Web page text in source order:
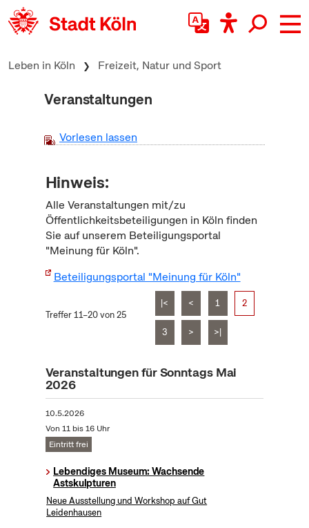
zum Inhalt springen
Leben in Köln Freizeit, Natur und Sport
Veranstaltungen
Vorlesen lassen
Hinweis:
Alle Veranstaltungen mit/zu
Öffentlichkeitsbeteiligungen in Köln finden
Sie auf unserem Beteiligungsportal
"Meinung für Köln".
Beteiligungsportal "Meinung für Köln"
Treffer 11–20 von 25
|< < 1 2
3 > >|
Veranstaltungen für Sonntags Mai
2026
10.5.2026
Von 11 bis 16 Uhr
Eintritt frei
Lebendiges Museum: Wachsende
Astskulpturen
Neue Ausstellung und Workshop auf Gut
Leidenhausen